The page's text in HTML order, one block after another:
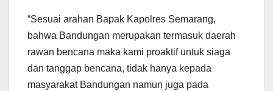
“Sesuai arahan Bapak Kapolres Semarang,
bahwa Bandungan merupakan termasuk daerah
rawan bencana maka kami proaktif untuk siaga
dan tanggap bencana, tidak hanya kepada
masyarakat Bandungan namun juga pada